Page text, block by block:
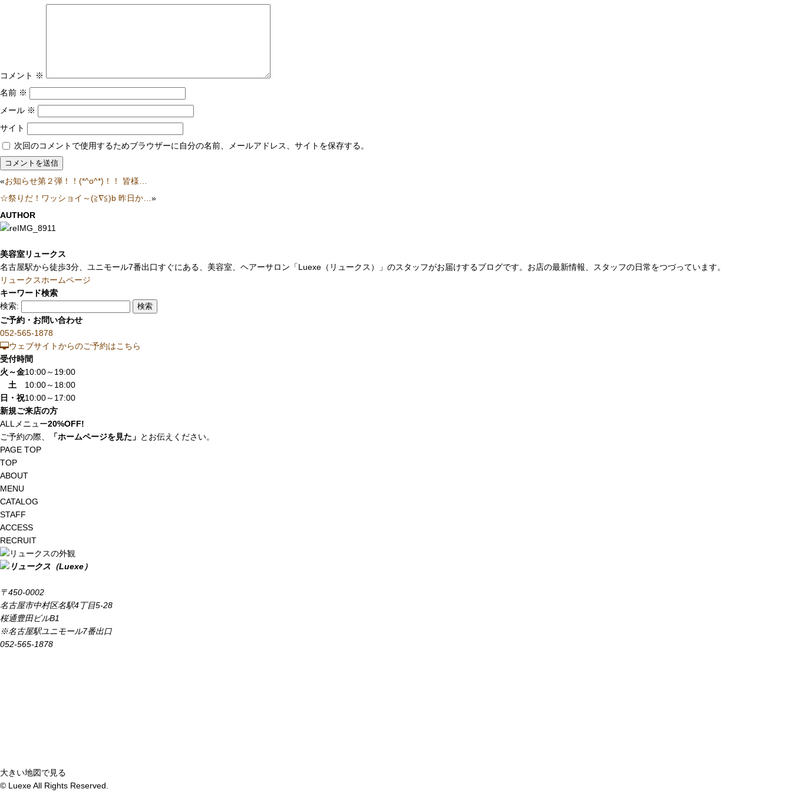
コメント ※
名前 ※
メール ※
サイト
次回のコメントで使用するためブラウザーに自分の名前、メールアドレス、サイトを保存する。
«お知らせ第２弾！！(*^o^*)！！ 皆様…
☆祭りだ！ワッショイ～(≧∇≦)b 昨日か… »
AUTHOR
美容室リュークス
名古屋駅から徒歩3分、ユニモール7番出口すぐにある、美容室、ヘアーサロン「Luexe（リュークス）」のスタッフがお届けするブログです。お店の最新情報、スタッフの日常をつづっています。
リュークスホームページ
キーワード検索
検索:
ご予約・お問い合わせ
052-565-1878
ウェブサイトからのご予約はこちら
受付時間
火～金10:00～19:00
土
10:00～18:00
日・祝10:00～17:00
新規ご来店の方
ALLメニュー20%OFF!
ご予約の際、
「ホームページを見た」 とお伝えください。
PAGE TOP
TOP
ABOUT
MENU
CATALOG
STAFF
ACCESS
RECRUIT
〒450-0002
名古屋市中村区名駅4丁目5-28
桜通豊田ビルB1
※名古屋駅ユニモール7番出口
052-565-1878
大きい地図で見る
© Luexe All Rights Reserved.